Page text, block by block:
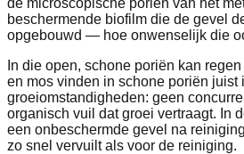
beschermende biofilm die de gevel
opgebouwd — hoe onwenselijk die
In die open, schone poriën kan
en mos vinden in schone poriën juist
groeiomstandigheden: geen
organisch vuil dat groei vertraagt. In
een onbeschermde gevel na
zo snel vervuilt als voor de reiniging.